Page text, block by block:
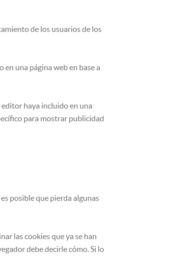
de los usuarios de los
una página web en base a
haya incluido en una
para mostrar publicidad
posible que pierda algunas
las cookies que ya se han
debe decirle cómo. Si lo